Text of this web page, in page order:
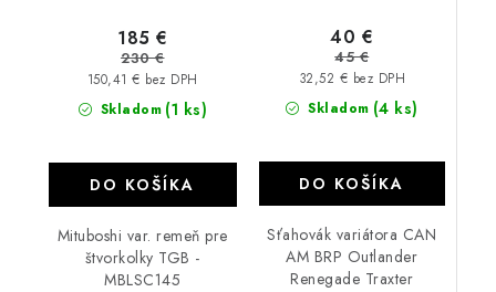
Skladom (1 ks)
150,41 € bez DPH
185 €
230 €
DO KOŠÍKA
Mituboshi var. remeň pre
štvorkolky TGB -
MBLSC145
Skladom (4 ks)
32,52 € bez DPH
40 €
45 €
DO KOŠÍKA
Sťahovák variátora CAN
AM BRP Outlander
Renegade Traxter